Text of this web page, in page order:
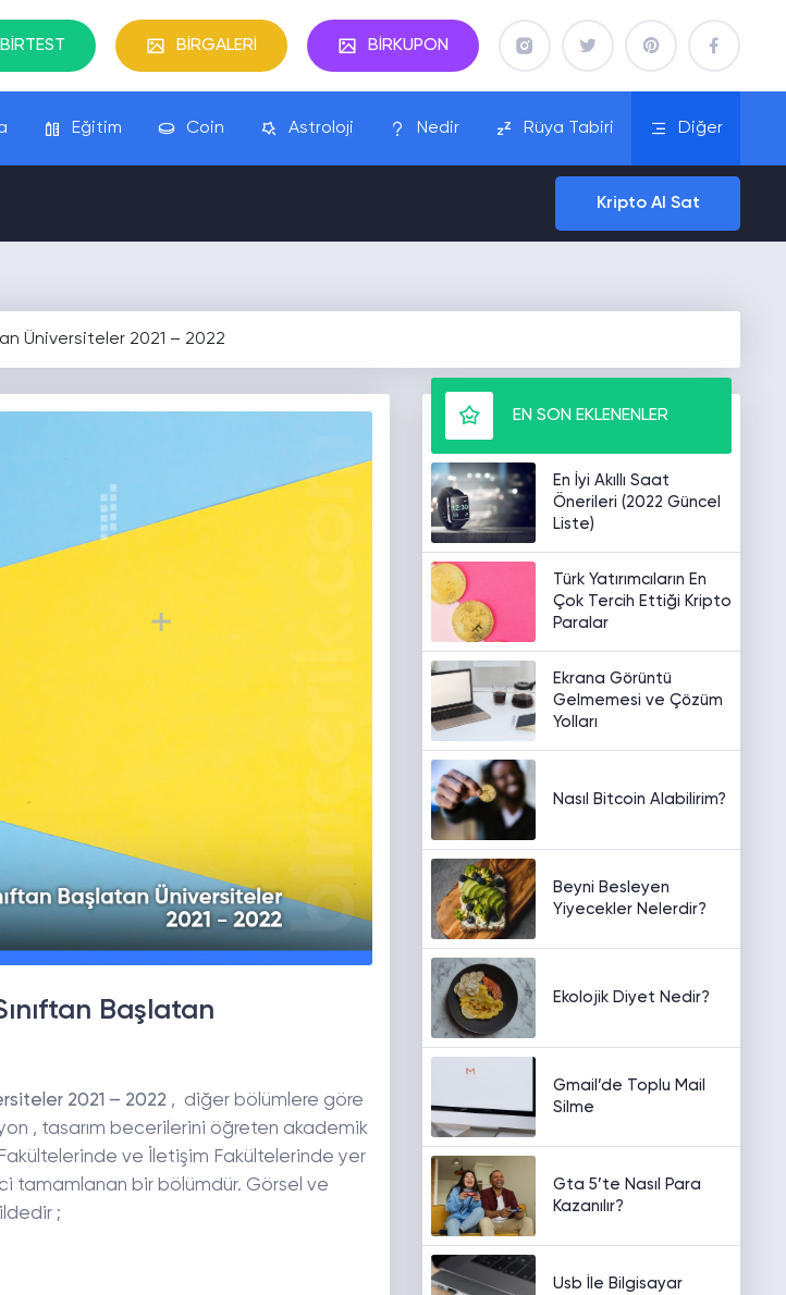
BİRTEST BİRGALERİ BİRKUPON
Eğitim Coin Astroloji Nedir Rüya Tabiri Diğer
Kripto Al Sat
Üniversiteler 2021 – 2022
Başlatan
2021 – 2022 , diğer bölümlere göre
, tasarım becerilerini öğreten akademik
ve İletişim Fakültelerinde yer
tamamlanan bir bölümdür. Görsel ve
;
EN SON EKLENENLER
En İyi Akıllı Saat
Önerileri (2022 Güncel
Liste)
Türk Yatırımcıların En
Çok Tercih Ettiği Kripto
Paralar
Ekrana Görüntü
Gelmemesi ve Çözüm
Yolları
Nasıl Bitcoin Alabilirim?
Beyni Besleyen
Yiyecekler Nelerdir?
Ekolojik Diyet Nedir?
Gmail’de Toplu Mail
Silme
Gta 5’te Nasıl Para
Kazanılır?
Usb İle Bilgisayar